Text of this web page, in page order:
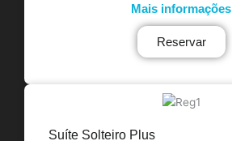
Mais informações
Reservar
Suíte Solteiro Plus